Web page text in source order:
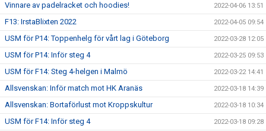
Vinnare av padelracket och hoodies! 2022-04-06 13:51
F13: IrstaBlixten 2022 2022-04-05 09:54
USM för P14: Toppenhelg för vårt lag i Göteborg 2022-03-28 12:05
USM för P14: Inför steg 4 2022-03-25 09:53
USM för F14: Steg 4-helgen i Malmö 2022-03-22 14:41
Allsvenskan: Inför match mot HK Aranäs 2022-03-18 14:39
Allsvenskan: Bortaförlust mot Kroppskultur 2022-03-18 10:34
USM för F14: Inför steg 4 2022-03-18 09:28